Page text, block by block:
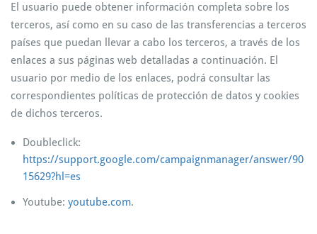
El usuario puede obtener información completa sobre los
terceros, así como en su caso de las transferencias a terceros
países que puedan llevar a cabo los terceros, a través de los
enlaces a sus páginas web detalladas a continuación. El
usuario por medio de los enlaces, podrá consultar las
correspondientes políticas de protección de datos y cookies
de dichos terceros.
Doubleclick:
https://support.google.com/campaignmanager/answer/90
15629?hl=es
Youtube: youtube.com.